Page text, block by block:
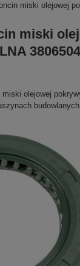
miski olejowej
miski
olejowej